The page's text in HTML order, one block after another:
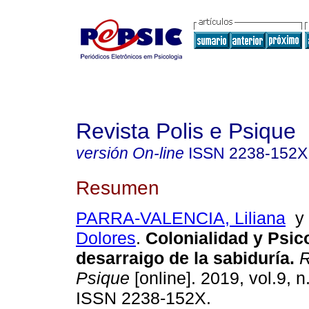
Revista Polis e Psique
versión On-line ISSN 2238-152X
Resumen
PARRA-VALENCIA, Liliana
Dolores. Colonialidad y
desarraigo de la sabiduría.
Psique [online]. 2019, vol.9,
ISSN 2238-152X.